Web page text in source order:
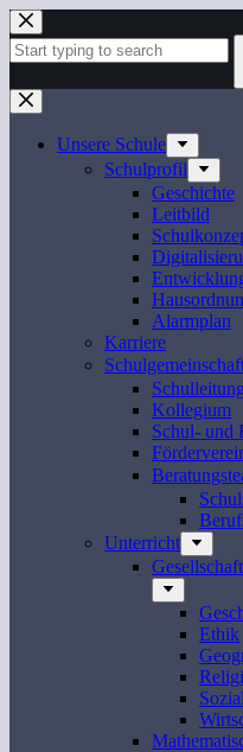
Zum
Inhalt
springen
Keine
Ergebnisse
Unsere Schule
Schulprofil
Geschichte
Leitbild
Alarmplan
Karriere
Kollegium
Schul- und
Unterricht
Ethik